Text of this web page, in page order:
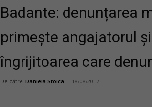
Badante: denunțarea
primește angajatorul
îngrijitoarea care
De către Daniela Stoica - 18/08/2017